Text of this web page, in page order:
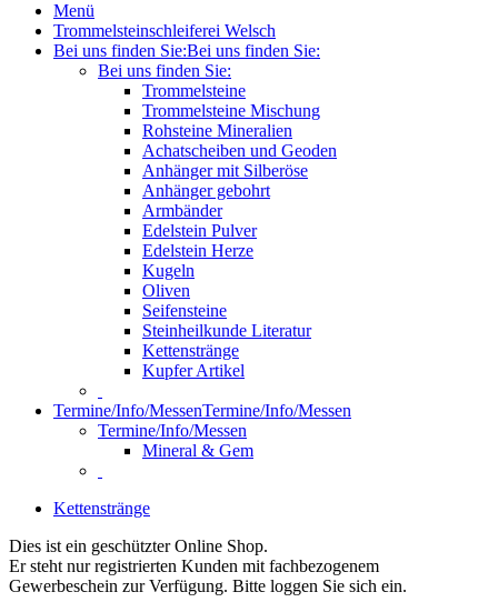
Menü
Trommelsteinschleiferei Welsch
Bei uns finden Sie:Bei uns finden Sie:
Bei uns finden Sie:
Trommelsteine
Trommelsteine Mischung
Rohsteine Mineralien
Achatscheiben und Geoden
Anhänger mit Silberöse
Anhänger gebohrt
Armbänder
Edelstein Pulver
Edelstein Herze
Kugeln
Oliven
Seifensteine
Steinheilkunde Literatur
Kettenstränge
Kupfer Artikel
Termine/Info/MessenTermine/Info/Messen
Termine/Info/Messen
Mineral & Gem
Kettenstränge
Dies ist ein geschützter Online Shop.
Er steht nur registrierten Kunden mit fachbezogenem
Gewerbeschein zur Verfügung. Bitte loggen Sie sich ein.